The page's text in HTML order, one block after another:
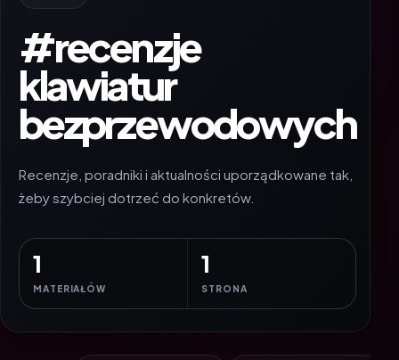
#recenzje
klawiatur
bezprzewodowych
Recenzje, poradniki i aktualności uporządkowane tak,
żeby szybciej dotrzeć do konkretów.
1
MATERIAŁÓW
1
STRONA